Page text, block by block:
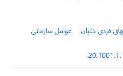
فردی خلبان
عوامل سازمانی